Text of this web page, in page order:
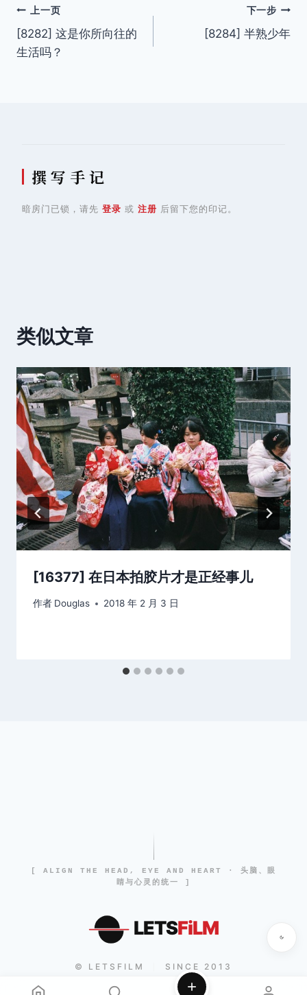
文
章
上一页
[8282] 这是你所向往的
生活吗？
下一步
[8284] 半熟少年
撰 写 手 记
暗房门已锁，请先 登录 或 注册 后留下您的印记。
类似文章
[16377] 在日本拍胶片才是正经事儿
作者 Douglas 2018 年 2 月 3 日
[ ALIGN THE HEAD, EYE AND HEART · 头脑、眼
睛与心灵的统一 ]
LETSFiLM
© LETSFILM SINCE 2013